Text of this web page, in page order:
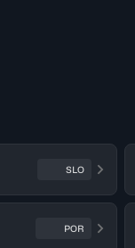
SLO
POR